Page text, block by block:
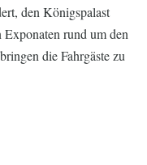
den Königspalast
rund um den
die Fahrgäste zu